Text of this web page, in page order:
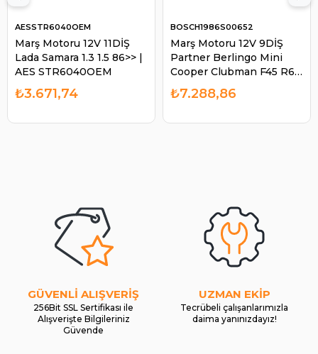
Marş Motoru 12V 11DİŞ
Lada Samara 1.3 1.5 86>> |
AES STR6040OEM
AESSTR6040OEM
₺3.671,74
Marş Motoru 12V 9DİŞ
Partner Berlingo Mini
Cooper Clubman F45 R60
BOSCH1986S00652
₺7.288,86
GÜVENLİ ALIŞVERİŞ
256Bit SSL Sertifikası ile
Alışverişte Bilgileriniz
Güvende
UZMAN EKİP
Tecrübeli çalışanlarımızla
daima yanınızdayız!